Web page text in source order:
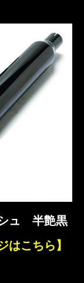
ュ 半艶黒
こちら】